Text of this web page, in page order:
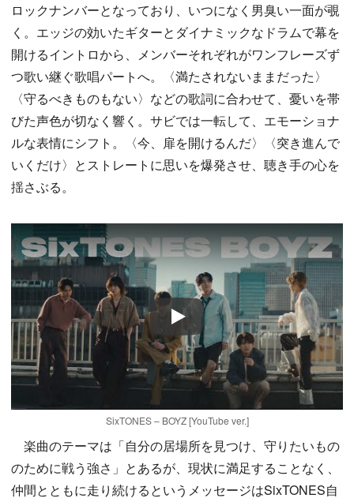
ロックナンバーとなっており、いつになく男臭い一面が覗
く。エッジの効いたギターとダイナミックなドラムで幕を
開けるイントロから、メンバーそれぞれがワンフレーズず
つ歌い継ぐ歌唱パートへ。〈満たされないままだった〉
〈守るべきものもない〉などの歌詞に合わせて、憂いを帯
びた声色が切なく響く。サビでは一転して、エモーショナ
ルな表情にシフト。〈今、扉を開けるんだ〉〈突き進んで
いくだけ〉とストレートに思いを爆発させ、聴き手の心を
揺さぶる。
Play
SixTONES – BOYZ [YouTube ver.]
楽曲のテーマは「自分の居場所を見つけ、守りたいもの
のために戦う強さ」とあるが、現状に満足することなく、
仲間とともに走り続けるというメッセージはSixTONES自